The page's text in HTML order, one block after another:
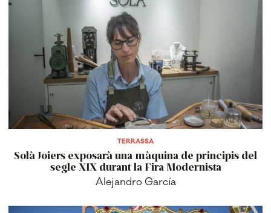
TERRASSA
Solà Joiers exposarà una màquina de principis del
segle XIX durant la Fira Modernista
Alejandro García